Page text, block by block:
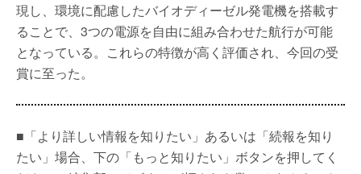
現し、環境に配慮したバイオディーゼル発電機を搭載す
ることで、3つの電源を自由に組み合わせた航行が可能
となっている。これらの特徴が高く評価され、今回の受
賞に至った。
■「より詳しい情報を知りたい」あるいは「続報を知り
たい」場合、下の「もっと知りたい」ボタンを押してく